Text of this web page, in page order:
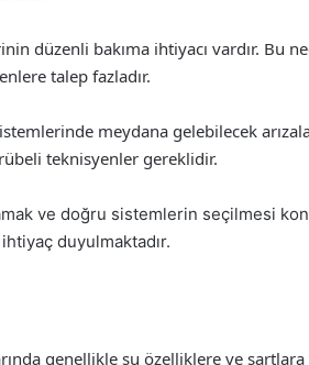
düzenli bakıma ihtiyacı vardır. Bu
talep fazladır.
meydana gelebilecek
teknisyenler gereklidir.
ve doğru sistemlerin seçilmesi
duyulmaktadır.
genellikle şu özelliklere ve